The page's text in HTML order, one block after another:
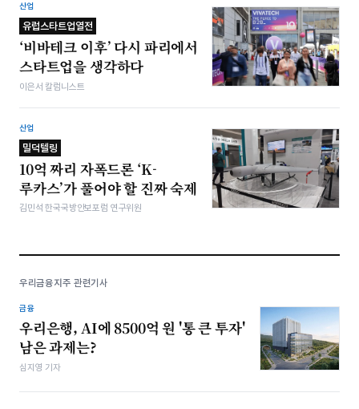
산업
유럽스타트업열전
‘비바테크 이후’ 다시 파리에서
스타트업을 생각하다
이은서 칼럼니스트
산업
밀덕텔링
10억 짜리 자폭드론 ‘K-
루카스’가 풀어야 할 진짜 숙제
김민석 한국국방안보포럼 연구위원
우리금융지주 관련기사
금융
우리은행, AI에 8500억 원 '통 큰 투자'
남은 과제는?
심지영 기자